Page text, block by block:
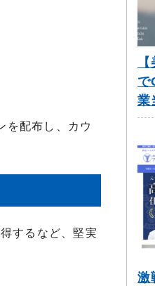
を配布し、カウ
するなど、堅実
で
業
激